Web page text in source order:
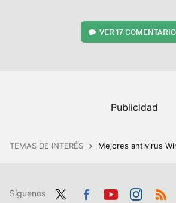
VER17
TEMAS DE INTERÉS Mejores antivirus
Síguenos